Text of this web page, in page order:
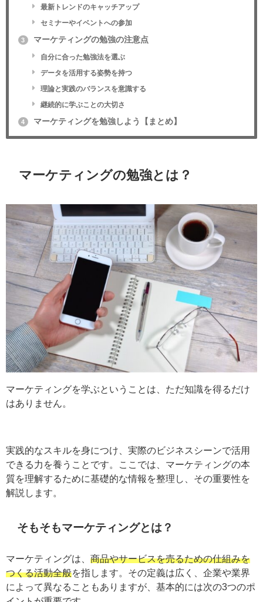
セミナーやイベントへの参加
マーケティングの勉強の注意点
自分に合った勉強法を選ぶ
データを活用する姿勢を持つ
理論と実践のバランスを意識する
継続的に学ぶことの大切さ
マーケティングを勉強しよう【まとめ】
マーケティングを学ぶということは、ただ知識を得るだ
けはありません。
用できる力を養うことです。ここでは、マーケティング
の本質を理解するために基礎的な情報を整理し、その重
要性を解説します。
をつくる活動全般 を指します。その定義は広く、企業や
業界によって異なることもありますが、基本的には次の3
つのポイントが重要です。